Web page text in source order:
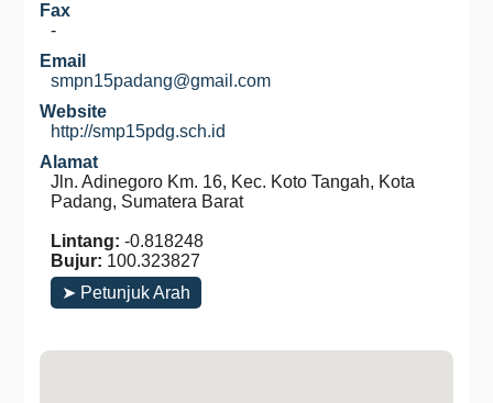
Fax
-
Email
smpn15padang@gmail.com
Website
http://smp15pdg.sch.id
Alamat
Jln. Adinegoro Km. 16, Kec. Koto Tangah, Kota
Padang, Sumatera Barat
Lintang: -0.818248
Bujur: 100.323827
➤ Petunjuk Arah